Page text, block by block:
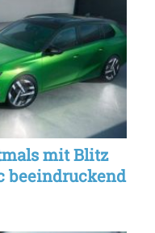
mit Blitz
beeindruckend